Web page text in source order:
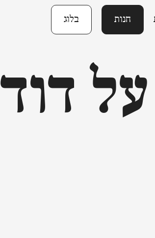
חנות בלוג
דוד